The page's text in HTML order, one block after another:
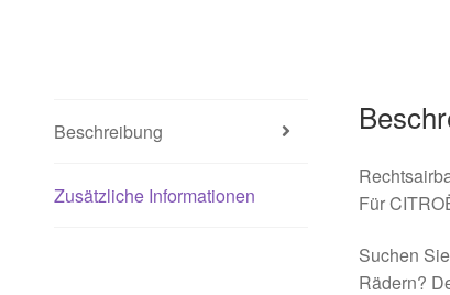
Beschreibung
Zusätzliche Informationen
Für
Suchen
Rädern?